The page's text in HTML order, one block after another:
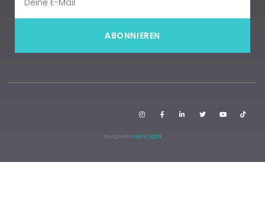
ABONNIEREN
Designed byHypno Digital